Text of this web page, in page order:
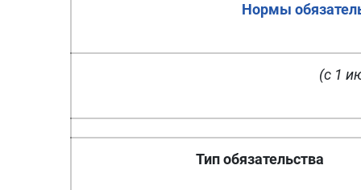
Нормы
(с 1
Тип обязательства